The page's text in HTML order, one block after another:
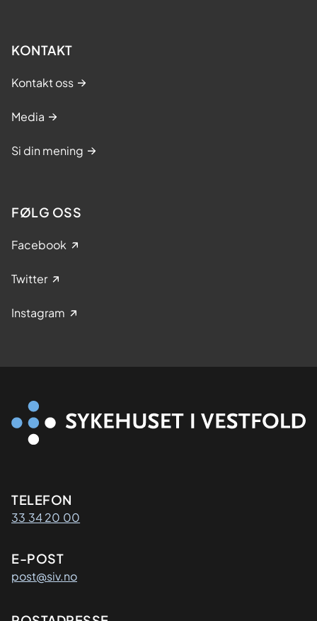
KONTAKT
Kontakt oss
Media
Si din mening
FØLG OSS
Facebook
Twitter
Instagram
Kontaktinformasjon
TELEFON
33 34 20 00
E-POST
post@siv.no